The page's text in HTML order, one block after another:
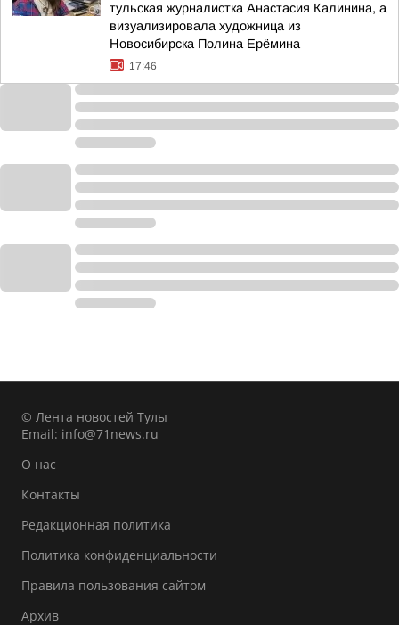
тульская журналистка Анастасия Калинина, а
визуализировала художница из
Новосибирска Полина Ерёмина
17:46
© Лента новостей Тулы
Email: info@71news.ru
О нас
Контакты
Редакционная политика
Политика конфиденциальности
Правила пользования сайтом
Архив